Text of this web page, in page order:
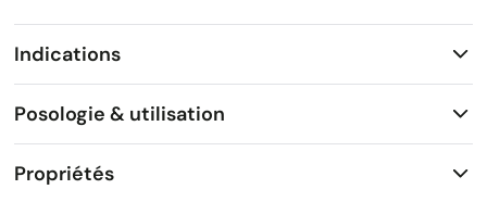
Indications
Posologie & utilisation
Propriétés